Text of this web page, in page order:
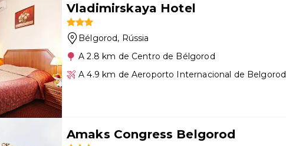
Vladimirskaya Hotel
Bélgorod, Rússia
A 2.8 km de Centro de Bélgorod
A 4.9 km de Aeroporto Internacional de Belgorod
Amaks Congress Belgorod